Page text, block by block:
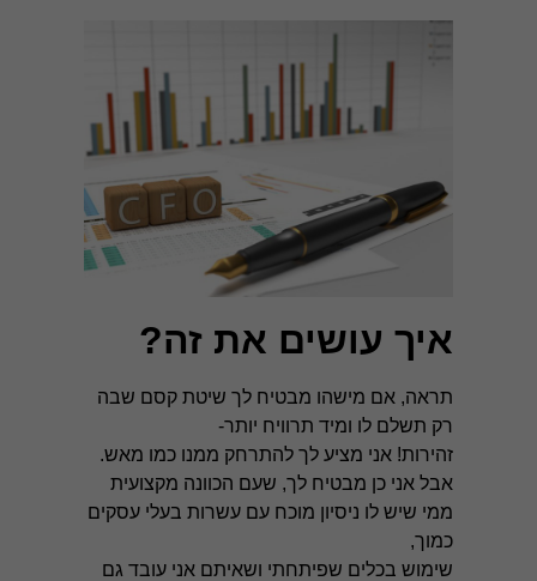
איך עושים את זה?
תראה, אם מישהו מבטיח לך שיטת קסם שבה
רק תשלם לו ומיד תרוויח יותר-
זהירות! אני מציע לך להתרחק ממנו כמו מאש.
אבל אני כן מבטיח לך, שעם הכוונה מקצועית
ממי שיש לו ניסיון מוכח עם עשרות בעלי עסקים
כמוך,
שימוש בכלים שפיתחתי ושאיתם אני עובד גם